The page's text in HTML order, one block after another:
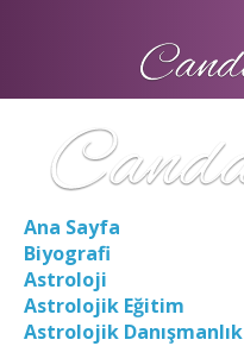
Ana Sayfa
Biyografi
Astroloji
Astrolojik Eğitim
Astrolojik Danışmanlık